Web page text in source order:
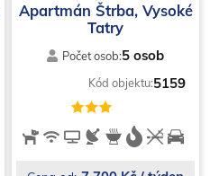
Apartmán Štrba, Vysoké
Tatry
Počet osob:5 osob
Kód objektu:5159